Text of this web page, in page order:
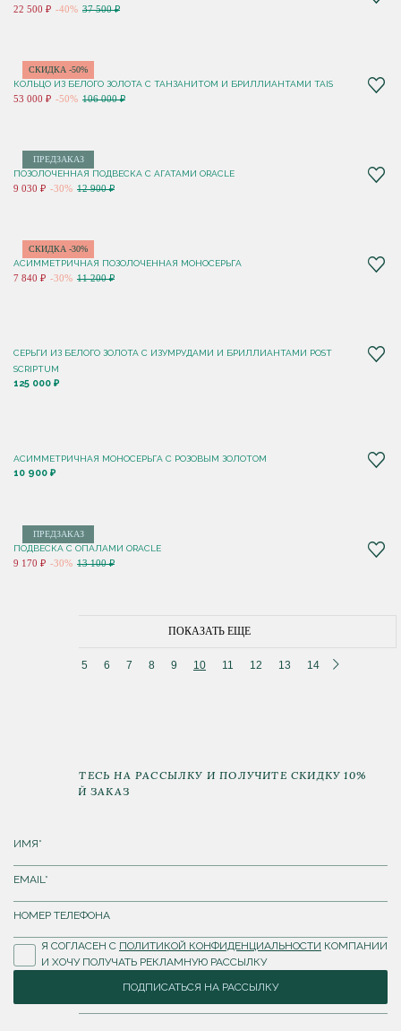
22 500 ₽ -40% 37 500 ₽
СКИДКА -50%
КОЛЬЦО ИЗ БЕЛОГО ЗОЛОТА С ТАНЗАНИТОМ И БРИЛЛИАНТАМИ TAIS
53 000 ₽ -50% 106 000 ₽
ПРЕДЗАКАЗ
ПОЗОЛОЧЕННАЯ ПОДВЕСКА С АГАТАМИ ORACLE
9 030 ₽ -30% 12 900 ₽
СКИДКА -30%
АСИММЕТРИЧНАЯ ПОЗОЛОЧЕННАЯ МОНОСЕРЬГА
7 840 ₽ -30% 11 200 ₽
СЕРЬГИ ИЗ БЕЛОГО ЗОЛОТА С ИЗУМРУДАМИ И БРИЛЛИАНТАМИ POST
SCRIPTUM
125 000 ₽
АСИММЕТРИЧНАЯ МОНОСЕРЬГА С РОЗОВЫМ ЗОЛОТОМ
10 900 ₽
ПРЕДЗАКАЗ
ПОДВЕСКА С ОПАЛАМИ ORACLE
9 170 ₽ -30% 13 100 ₽
ПОКАЗАТЬ ЕЩЕ
5 6 7 8 9 10 11 12 13 14
ПОДПИШИТЕСЬ НА РАССЫЛКУ И ПОЛУЧИТЕ СКИДКУ 10%
НА ПЕРВЫЙ ЗАКАЗ
Я СОГЛАСЕН С ПОЛИТИКОЙ КОНФИДЕНЦИАЛЬНОСТИ КОМПАНИИ
И ХОЧУ ПОЛУЧАТЬ РЕКЛАМНУЮ РАССЫЛКУ
ПОДПИСАТЬСЯ НА РАССЫЛКУ